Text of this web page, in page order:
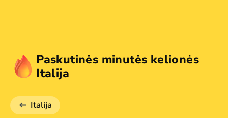
Paskutinės minutės kelionės
Italija
Italija